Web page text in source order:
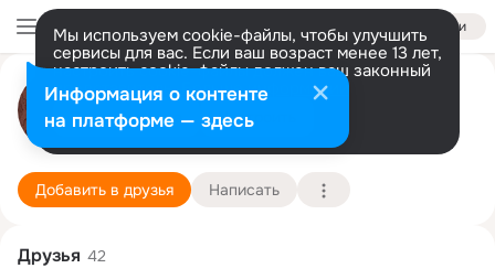
Войти
Мы используем cookie-файлы, чтобы улучшить
сервисы для вас. Если ваш возраст менее 13 лет,
настроить cookie-файлы должен ваш законный
представитель. Больше информации
Разрешить все Настроить
Елена Семёнова
Уфа 15 января (42 года)
Подробнее
Добавить в друзья Написать
Друзья 42
Информация о контенте
на платформе — здесь